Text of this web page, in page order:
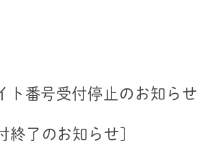
番号受付停止のお知らせ
終了のお知らせ]